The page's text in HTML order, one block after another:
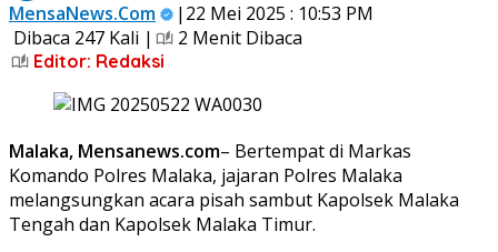
MensaNews.Com
|22 Mei 2025 : 10:53 PM
Dibaca 247 Kali |
2 Menit Dibaca
Editor: Redaksi
Malaka, Mensanews.com– Bertempat di Markas
Komando Polres Malaka, jajaran Polres Malaka
melangsungkan acara pisah sambut Kapolsek Malaka
Tengah dan Kapolsek Malaka Timur.